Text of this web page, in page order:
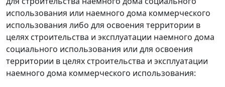
использования или наемного дома коммерческого
использования либо для освоения территории в
целях строительства и эксплуатации наемного дома
социального использования или для освоения
территории в целях строительства и эксплуатации
наемного дома коммерческого использования: